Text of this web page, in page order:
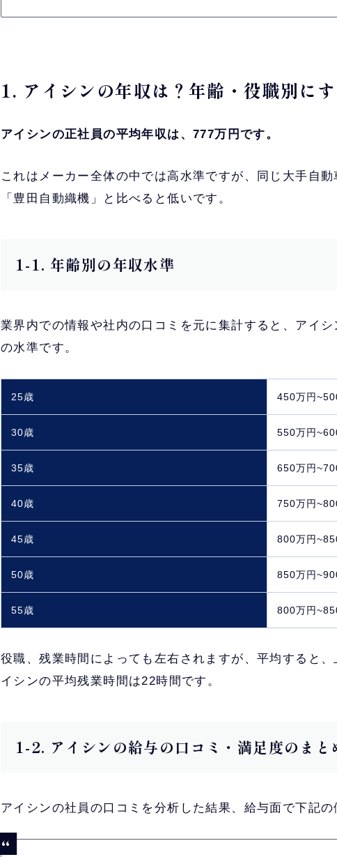
1. アイシンの年収は？年齢・役職別に
アイシンの正社員の平均年収は、777万円です。
これはメーカー全体の中では高水準ですが、同じ大手自動
「豊田自動織機」と比べると低いです。
1-1. 年齢別の年収水準
業界内での情報や社内の口コミを元に集計すると、アイ
の水準です。
25歳 450万円
30歳 550万円
35歳 650万円
40歳 750万円
45歳 800万円
50歳 850万円
55歳 800万円
役職、残業時間によっても左右されますが、平均すると
イシンの平均残業時間は22時間です。
1-2. アイシンの給与の口コミ・満足度のまと
アイシンの社員の口コミを分析した結果、給与面で下記の